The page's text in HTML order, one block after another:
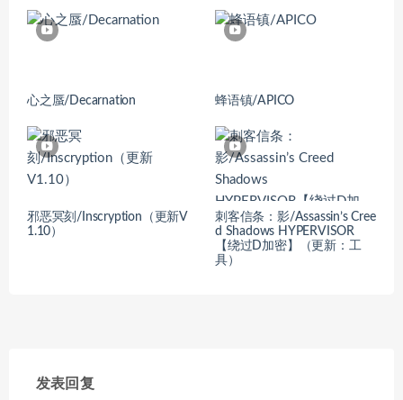
心之蜃/Decarnation 蜂语镇/APICO
邪恶冥刻/Inscryption（更新V
1.10）
刺客信条：影/Assassin’s Cree
d Shadows HYPERVISOR
【绕过D加密】（更新：工
具）
发表回复